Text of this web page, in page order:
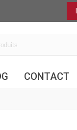
CONTACT